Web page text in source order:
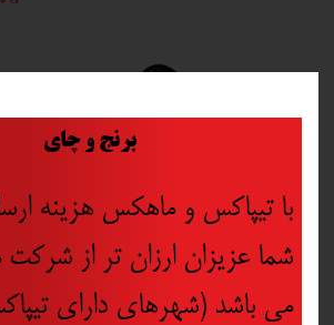
برنج و چای
با تیپاکس و ماهکس هزینه
شما عزیزان ارزان تر از
می باشد (شهرهای دارای